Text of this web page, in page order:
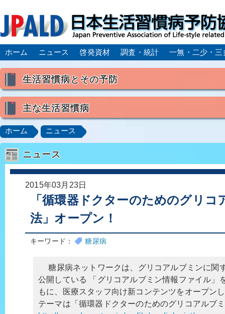
ホーム ニュース 啓発資材 調査・統計 一無・二少・三
生活習慣病とその予防
喫煙
食生活
主な生活習慣病
高血圧 脂質異常症（高脂血症）
肥満症／メタボリックシンドローム
動脈硬化
心
脂肪肝／NAFLD／NASH
ロコモティブシンドローム／サルコペニア／フレイル
ホーム ニュース
ニュース
2015年03月23日
「循環器ドクターのためのグリコ
法」オープン！
キーワード： 糖尿病
糖尿病ネットワークは、グリコアルブミンに関
公開している 「グリコアルブミン情報ファイル」
もに、医療スタッフ向け新コンテンツをオープン
テーマは「循環器ドクターのためのグリコアルブ